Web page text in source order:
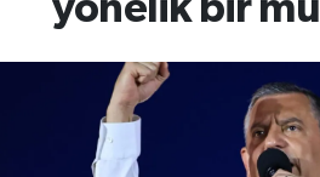
yönelik bir
Haber Arşivi